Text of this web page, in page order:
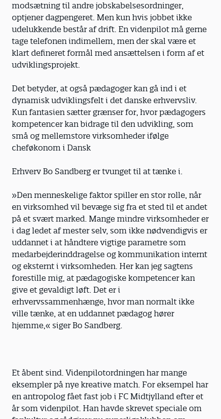
modsætning til andre jobskabelsesordninger,
optjener dagpengeret. Men kun hvis jobbet ikke
udelukkende består af drift. En videnpilot må gerne
tage telefonen indimellem, men der skal være et
klart defineret formål med ansættelsen i form af et
udviklingsprojekt.
Det betyder, at også pædagoger kan gå ind i et
dynamisk udviklingsfelt i det danske erhvervsliv.
Kun fantasien sætter grænser for, hvor pædagogers
kompetencer kan bidrage til den udvikling, som
små og mellemstore virksomheder ifølge
cheføkonom i Dansk
Erhverv Bo Sandberg er tvunget til at tænke i.
»Den menneskelige faktor spiller en stor rolle, når
en virksomhed vil bevæge sig fra et sted til et andet
på et svært marked. Mange mindre virksomheder er
i dag ledet af mester selv, som ikke nødvendigvis er
uddannet i at håndtere vigtige parametre som
medarbejder­inddragelse og kommunikation internt
og eksternt i virksomheden. Her kan jeg sagtens
forestille mig, at pædagogiske kompetencer kan
give et gevaldigt løft. Det er i
erhvervssammenhænge, hvor man normalt ikke
ville tænke, at en uddannet pædagog hører
hjemme,« siger Bo Sandberg.
Et åbent sind. Videnpilotordningen har mange
eksempler på nye kreative match. For eksempel har
en antropolog fået fast job i FC Midtjylland efter et
år som videnpilot. Han havde skrevet speciale om